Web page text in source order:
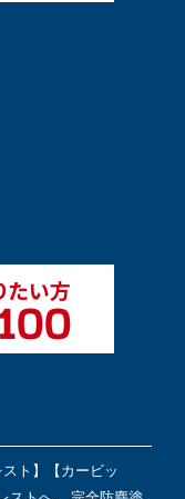
ト】【カービッ